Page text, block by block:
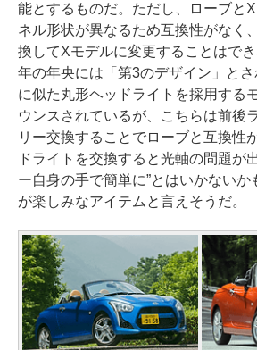
能とするものだ。ただし、ローブと
ネル形状が異なるため互換性がなく
換してXモデルに変更することはで
年の年央には「第3のデザイン」と
に似た丸形ヘッドライトを採用する
ウンスされているが、こちらは前後
リー交換することでローブと互換性
ドライトを交換すると光軸の問題が
ー自身の手で簡単に”とはいかない
が楽しみなアイテムと言えそうだ。